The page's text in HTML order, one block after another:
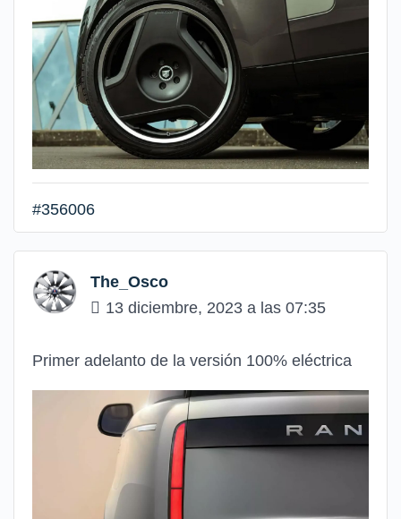
#356006
The_Osco
13 diciembre, 2023 a las 07:35
Primer adelanto de la versión 100% eléctrica